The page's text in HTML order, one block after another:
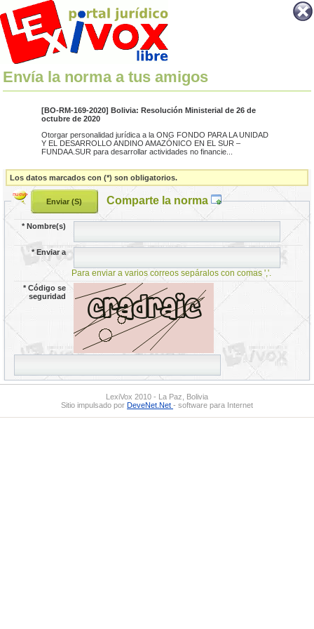
Envía la norma a tus amigos
[BO-RM-169-2020] Bolivia: Resolución Ministerial de 26 de
octubre de 2020
Otorgar personalidad jurídica a la ONG FONDO PARA LA UNIDAD
Y EL DESARROLLO ANDINO AMAZÓNICO EN EL SUR –
FUNDAA.SUR para desarrollar actividades no financie...
Los datos marcados con (*) son obligatorios.
Comparte la norma
*Nombre(s)
*Enviar a
Para enviar a varios correos sepáralos con comas ','.
*Código se
seguridad
LexiVox 2010 - La Paz, Bolivia
Sitio impulsado por DeveNet.Net - software para Internet